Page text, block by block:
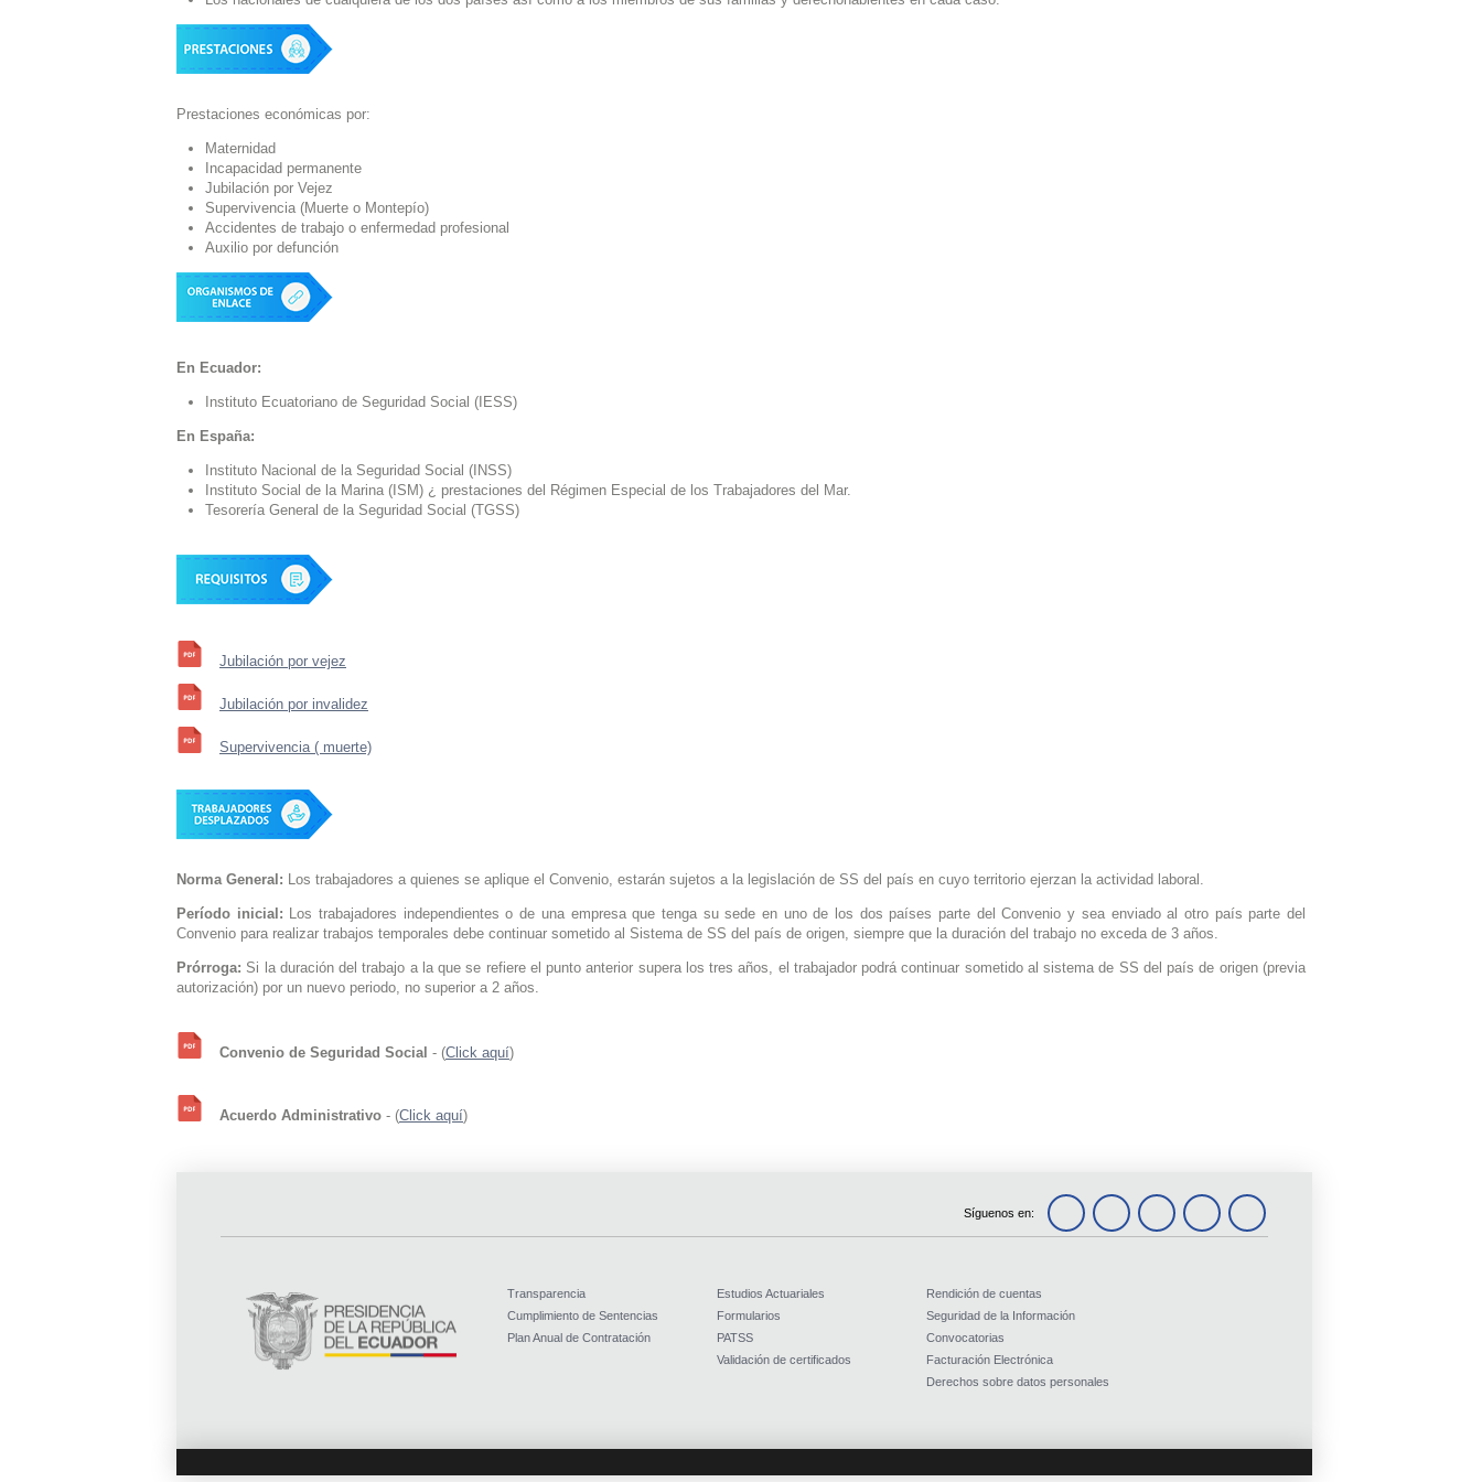
Prestaciones económicas por:
Maternidad
Incapacidad permanente
Jubilación por Vejez
Supervivencia (Muerte o Montepío)
Accidentes de trabajo o enfermedad profesional
Auxilio por defunción
En Ecuador:
Instituto Ecuatoriano de Seguridad Social (IESS)
En España:
Instituto Nacional de la Seguridad Social (INSS)
Instituto Social de la Marina (ISM) ¿ prestaciones del Régimen Especial de los Trabajadores del Mar.
Tesorería General de la Seguridad Social (TGSS)
Jubilación por vejez
Jubilación por invalidez
Supervivencia ( muerte)
Norma General: Los trabajadores a quienes se aplique el Convenio, estarán sujetos a la legislación de SS del país en cuyo territorio ejerzan la actividad laboral.
Período inicial: Los trabajadores independientes o de una empresa que tenga su sede en uno de los dos países parte del Convenio y sea enviado al otro país parte del
Convenio para realizar trabajos temporales debe continuar sometido al Sistema de SS del país de origen, siempre que la duración del trabajo no exceda de 3 años.
Prórroga: Si la duración del trabajo a la que se refiere el punto anterior supera los tres años, el trabajador podrá continuar sometido al sistema de SS del país de origen (previa
autorización) por un nuevo periodo, no superior a 2 años.
Convenio de Seguridad Social - (Click aquí)
Acuerdo Administrativo - (Click aquí)
Síguenos en:
Transparencia
Cumplimiento de Sentencias
Plan Anual de Contratación
Estudios Actuariales
Formularios
PATSS
Validación de certificados
Rendición de cuentas
Seguridad de la Información
Convocatorias
Facturación Electrónica
Derechos sobre datos personales